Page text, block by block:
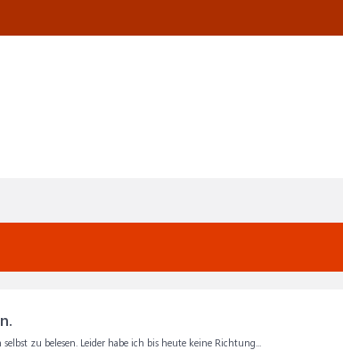
zu belesen. Leider habe ich bis heute keine Richtung...